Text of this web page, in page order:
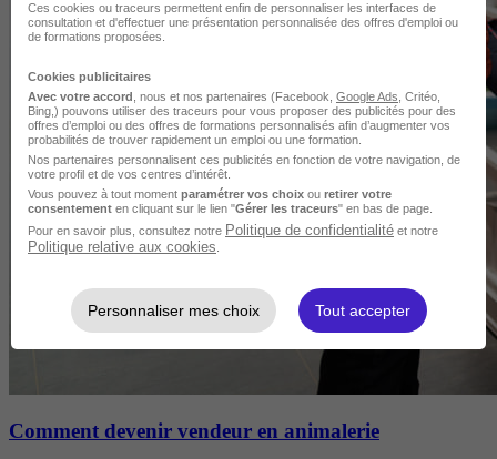
Comment devenir vendeur en animalerie
Ces cookies ou traceurs permettent enfin de personnaliser les interfaces de
consultation et d'effectuer une présentation personnalisée des offres d'emploi ou
de formations proposées.
Cookies publicitaires
Avec votre accord , nous et nos partenaires (Facebook, Google Ads , Critéo,
Bing,) pouvons utiliser des traceurs pour vous proposer des publicités pour des
offres d’emploi ou des offres de formations personnalisés afin d’augmenter vos
probabilités de trouver rapidement un emploi ou une formation.
Nos partenaires personnalisent ces publicités en fonction de votre navigation, de
votre profil et de vos centres d’intérêt.
Vous pouvez à tout moment paramétrer vos choix ou retirer votre
consentement en cliquant sur le lien "Gérer les traceurs" en bas de page.
Pour en savoir plus, consultez notre Politique de confidentialité et notre
Politique relative aux cookies
Personnaliser mes choix Tout accepter